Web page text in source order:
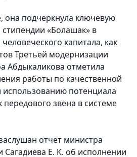
она подчеркнула ключевую
«Болашак» в
капитала, как
Третьей модернизации
Абдыкаликова отметила
работы по качественной
использованию потенциала
передового звена в системе
отчет министра
Сагадиева Е. К. об исполнении